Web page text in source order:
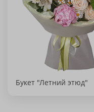
Букет "Летний этюд"